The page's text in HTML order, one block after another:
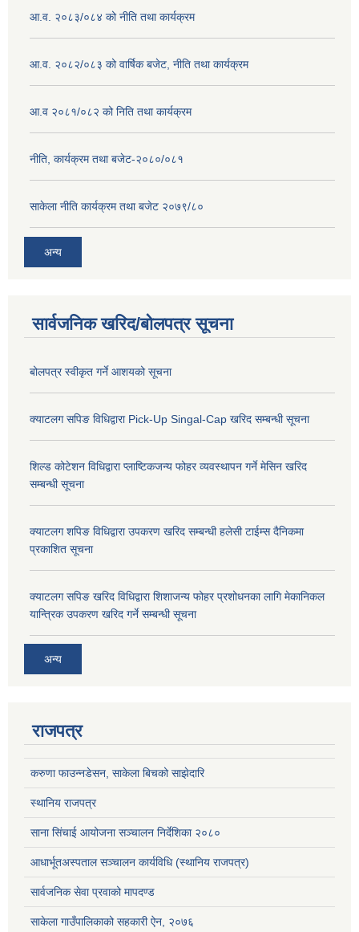
आ.व. २०८३/०८४ को नीति तथा कार्यक्रम
आ.व. २०८२/०८३ को वार्षिक बजेट, नीति तथा कार्यक्रम
आ.व २०८१/०८२ को निति तथा कार्यक्रम
नीति, कार्यक्रम तथा बजेट-२०८०/०८१
साकेला नीति कार्यक्रम तथा बजेट २०७९/८०
अन्य
सार्वजनिक खरिद/बोलपत्र सूचना
बोलपत्र स्वीकृत गर्ने आशयको सूचना
क्याटलग सपिङ विधिद्वारा Pick-Up Singal-Cap खरिद सम्बन्धी सूचना
शिल्ड कोटेशन विधिद्वारा प्लाष्टिकजन्य फोहर व्यवस्थापन गर्ने मेसिन खरिद
सम्बन्धी सूचना
क्याटलग शपिङ विधिद्वारा उपकरण खरिद सम्बन्धी हलेसी टाईम्स दैनिकमा
प्रकाशित सूचना
क्याटलग सपिङ खरिद विधिद्वारा शिशाजन्य फोहर प्रशोधनका लागि मेकानिकल
यान्त्रिक उपकरण खरिद गर्ने सम्बन्धी सूचना
अन्य
राजपत्र
करुणा फाउन्नडेसन, साकेला बिचको साझेदारि
स्थानिय राजपत्र
साना सिंचाई आयोजना सञ्चालन निर्देशिका २०८०
आधार्भूतअस्पताल सञ्चालन कार्यविधि (स्थानिय राजपत्र)
सार्वजनिक सेवा प्रवाको मापदण्ड
साकेला गाउँपालिकाको सहकारी ऐन, २०७६